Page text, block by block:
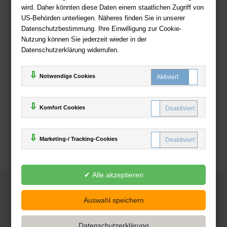
wird. Daher könnten diese Daten einem staatlichen Zugriff von
US-Behörden unterliegen. Näheres finden Sie in unserer
Datenschutzbestimmung. Ihre Einwilligung zur Cookie-
Nutzung können Sie jederzeit wieder in der
Datenschutzerklärung widerrufen.
Notwendige Cookies
Komfort Cookies
Marketing-/ Tracking-Cookies
Zahlweisen
Deutsche-Buchhandlung.de
www.deutsche-buchhandlung.de ist ein Angebot der
Handelsgesellschaft mbH
Powered by Inooga